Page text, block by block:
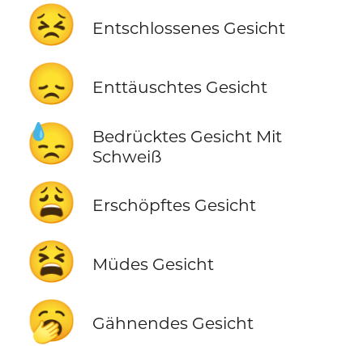
😣 Entschlossenes Gesicht
😞 Enttäuschtes Gesicht
😓
Bedrücktes Gesicht Mit
Schweiß
😩 Erschöpftes Gesicht
😫 Müdes Gesicht
🥱 Gähnendes Gesicht